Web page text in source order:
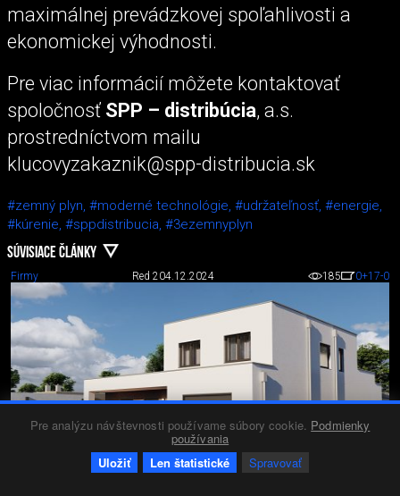
Pre analýzu návštevnosti používame súbory cookie. Podmienky
používania
Uložiť
Len štatistické Spravovať
maximálnej prevádzkovej spoľahlivosti a
ekonomickej výhodnosti.
Pre viac informácií môžete kontaktovať
spoločnosť SPP – distribúcia, a.s.
prostredníctvom mailu
klucovyzakaznik@spp-distribucia.sk
#zemný plyn, #moderné technológie, #udržateľnosť, #energie,
#kúrenie, #sppdistribucia, #3ezemnyplyn
SÚVISIACE ČLÁNKY
Firmy Red 204.12.2024 185 0+17-0